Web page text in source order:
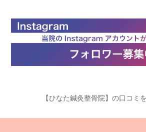
【ひなた鍼灸整骨院】の口コミ